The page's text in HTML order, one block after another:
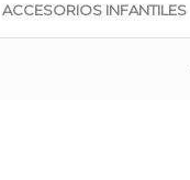
ACCESORIOS INFANTILES